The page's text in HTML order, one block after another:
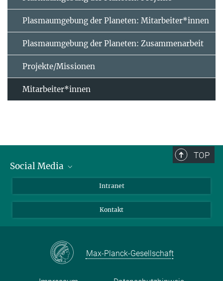
Plasmaumgebung der Planeten: Mitarbeiter*innen
Plasmaumgebung der Planeten: Zusammenarbeit
Projekte/Missionen
Mitarbeiter*innen
TOP
Social Media
Facebook
Instagram
Mastodon
Intranet
Kontakt
Max-Planck-Gesellschaft